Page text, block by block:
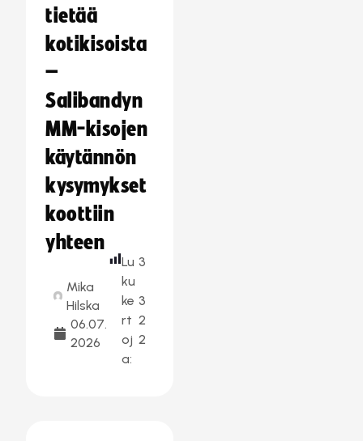
tietää
kotikisoista
–
Salibandyn
MM-kisojen
käytännön
kysymykset
koottiin
yhteen
Mika
Hilska
06.07.
2026
Lu
ku
ke
rt
oj
a:
3
3
2
2